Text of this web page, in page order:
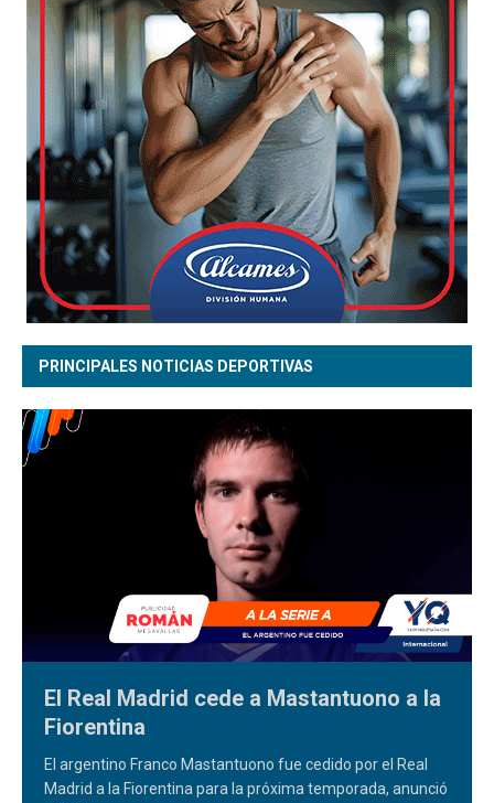
PRINCIPALES NOTICIAS DEPORTIVAS
El Real Madrid cede a Mastantuono a la
Fiorentina
El argentino Franco Mastantuono fue cedido por el Real
Madrid a la Fiorentina para la próxima temporada, anunció